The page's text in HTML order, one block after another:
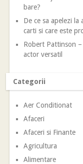
bare?
De ce sa apelezi la
carti si care este
Robert Pattinson
actor versatil
Categorii
Aer Conditionat
Afaceri
Afaceri si Finante
Agricultura
Alimentare